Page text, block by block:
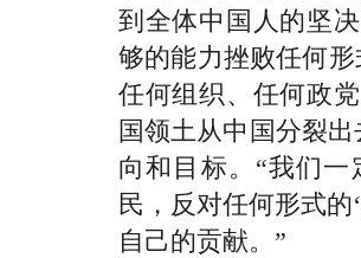
到全体中国人的坚
够的能力挫败任何
任何组织、任何政
国领土从中国分裂
向和目标。“我们
民，反对任何形式的
自己的贡献。”